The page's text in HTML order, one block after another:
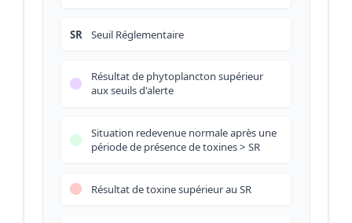
SR Seuil Réglementaire
Résultat de phytoplancton supérieur
aux seuils d'alerte
Situation redevenue normale après une
période de présence de toxines > SR
Résultat de toxine supérieur au SR